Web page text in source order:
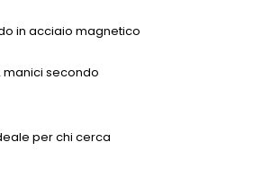
in acciaio magnetico
manici secondo
per chi cerca